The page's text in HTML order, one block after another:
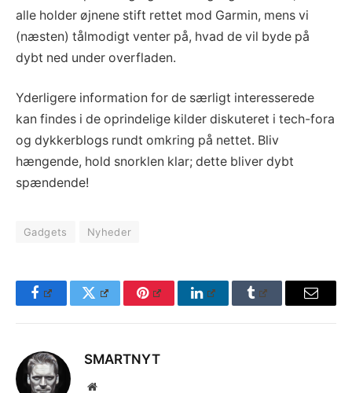
alle holder øjnene stift rettet mod Garmin, mens vi
(næsten) tålmodigt venter på, hvad de vil byde på
dybt ned under overfladen.
Yderligere information for de særligt interesserede
kan findes i de oprindelige kilder diskuteret i tech-fora
og dykkerblogs rundt omkring på nettet. Bliv
hængende, hold snorklen klar; dette bliver dybt
spændende!
Gadgets Nyheder
FacebookTwitter Pinterest LinkedInTumblr Email
SMARTNYT
Website